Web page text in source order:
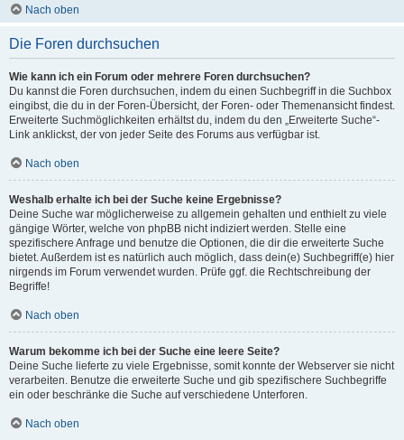
Nach oben
Die Foren durchsuchen
Wie kann ich ein Forum oder mehrere Foren durchsuchen?
Du kannst die Foren durchsuchen, indem du einen Suchbegriff in die Suchbox
eingibst, die du in der Foren-Übersicht, der Foren- oder Themenansicht findest.
Erweiterte Suchmöglichkeiten erhältst du, indem du den „Erweiterte Suche“-
Link anklickst, der von jeder Seite des Forums aus verfügbar ist.
Nach oben
Weshalb erhalte ich bei der Suche keine Ergebnisse?
Deine Suche war möglicherweise zu allgemein gehalten und enthielt zu viele
gängige Wörter, welche von phpBB nicht indiziert werden. Stelle eine
spezifischere Anfrage und benutze die Optionen, die dir die erweiterte Suche
bietet. Außerdem ist es natürlich auch möglich, dass dein(e) Suchbegriff(e) hier
nirgends im Forum verwendet wurden. Prüfe ggf. die Rechtschreibung der
Begriffe!
Nach oben
Warum bekomme ich bei der Suche eine leere Seite?
Deine Suche lieferte zu viele Ergebnisse, somit konnte der Webserver sie nicht
verarbeiten. Benutze die erweiterte Suche und gib spezifischere Suchbegriffe
ein oder beschränke die Suche auf verschiedene Unterforen.
Nach oben